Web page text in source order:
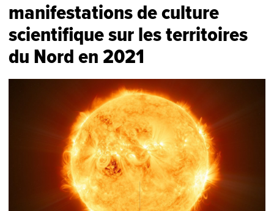
manifestations de culture
scientifique sur les territoires
du Nord en 2021